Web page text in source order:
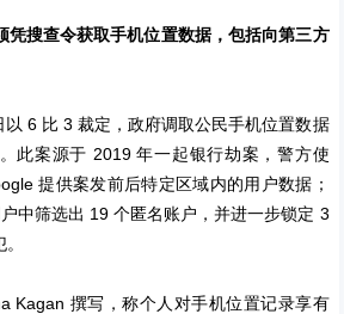
凭搜查令获取手机位置数据，包括向第三方
6 比 3 裁定，政府调取公民手机位置数据
此案源于 2019 年一起银行劫案，警方使
提供案发前后特定区域内的用户数据；
中筛选出 19 个匿名账户，并进一步锁定 3
Kagan 撰写，称个人对手机位置记录享有